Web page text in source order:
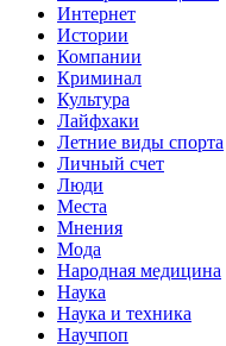
Интернет
Истории
Компании
Криминал
Культура
Лайфхаки
Летние виды спорта
Личный счет
Люди
Места
Мнения
Мода
Народная медицина
Наука
Наука и техника
Научпоп